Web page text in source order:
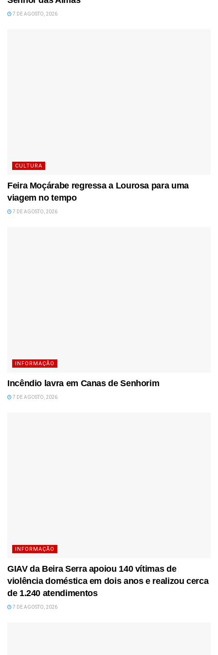
7 DE AGOSTO, 2026
CULTURA
Feira Moçárabe regressa a Lourosa para uma
viagem no tempo
7 DE AGOSTO, 2026
INFORMAÇÃO
Incêndio lavra em Canas de Senhorim
7 DE AGOSTO, 2026
INFORMAÇÃO
GIAV da Beira Serra apoiou 140 vítimas de
violência doméstica em dois anos e realizou cerca
de 1.240 atendimentos
7 DE AGOSTO, 2026